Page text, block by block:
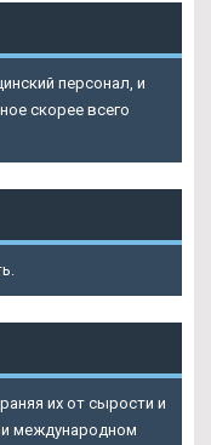
персонал, и
скорее всего
их от сырости и
международном